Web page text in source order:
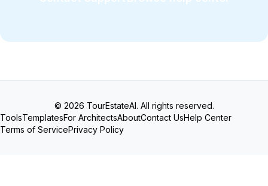
© 2026 TourEstateAI. All rights reserved.
ToolsTemplatesFor ArchitectsAboutContact UsHelp Center
Terms of ServicePrivacy Policy